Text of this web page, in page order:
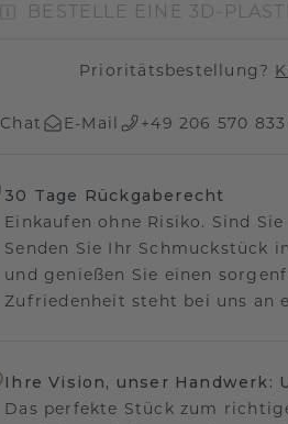
BESTELLE EINE 3D-
Prioritätsbestellung?
Chat E-Mail +49 206 570
30 Tage Rückgaberecht
Einkaufen ohne Risiko. Sind
Senden Sie Ihr Schmuckstück
und genießen Sie einen
Zufriedenheit steht bei uns an
Ihre Vision, unser Handwerk:
Das perfekte Stück zum